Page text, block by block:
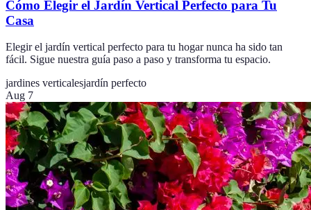
Cómo Elegir el Jardín Vertical Perfecto para Tu
Casa
Elegir el jardín vertical perfecto para tu hogar nunca ha sido tan
fácil. Sigue nuestra guía paso a paso y transforma tu espacio.
jardines verticalesjardín perfecto
Aug 7